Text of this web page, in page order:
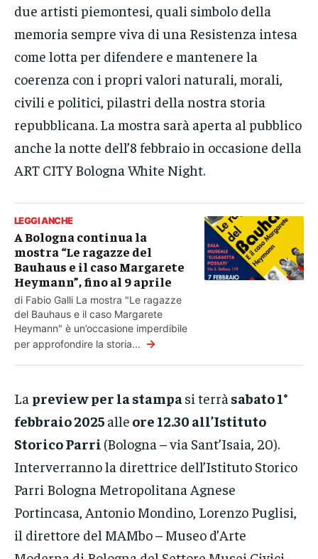
due artisti piemontesi, quali simbolo della
memoria sempre viva di una Resistenza intesa
come lotta per difendere e mantenere la
coerenza con i propri valori naturali, morali,
civili e politici, pilastri della nostra storia
repubblicana. La mostra sarà aperta al pubblico
anche la notte dell’8 febbraio in occasione della
ART CITY Bologna White Night.
LEGGI ANCHE
A Bologna continua la
mostra “Le ragazze del
Bauhaus e il caso Margarete
Heymann”, fino al 9 aprile
di Fabio Galli La mostra "Le ragazze
del Bauhaus e il caso Margarete
Heymann" è un’occasione imperdibile
per approfondire la storia... →
La preview per la stampa si terrà sabato 1°
febbraio 2025 alle ore 12.30 all’Istituto
Storico Parri (Bologna – via Sant’Isaia, 20).
Interverranno la direttrice dell’Istituto Storico
Parri Bologna Metropolitana Agnese
Portincasa, Antonio Mondino, Lorenzo Puglisi,
il direttore del MAMbo – Museo d’Arte